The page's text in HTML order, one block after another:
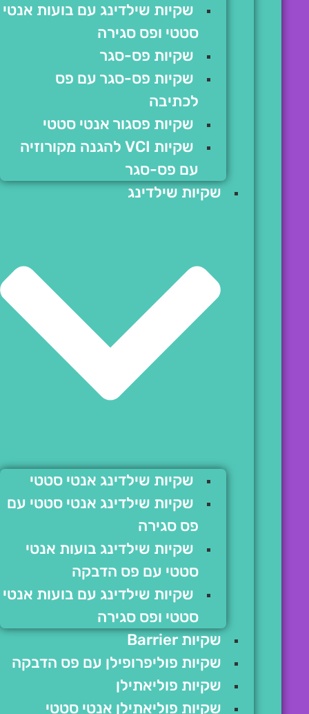
שקיות שילדינג עם בועות אנטי
סטטי ופס סגירה
שקיות פס-סגר
שקיות פס-סגר עם פס
לכתיבה
שקיות פסגור אנטי סטטי
שקיות VCI להגנה מקורוזיה
עם פס-סגר
שקיות שילדינג
שקיות שילדינג אנטי סטטי
שקיות שילדינג אנטי סטטי עם
פס סגירה
שקיות שילדינג בועות אנטי
סטטי עם פס הדבקה
שקיות שילדינג עם בועות אנטי
סטטי ופס סגירה
שקיות Barrier
שקיות פוליפרופילן עם פס הדבקה
שקיות פוליאתילן
שקיות פוליאתילן אנטי סטטי